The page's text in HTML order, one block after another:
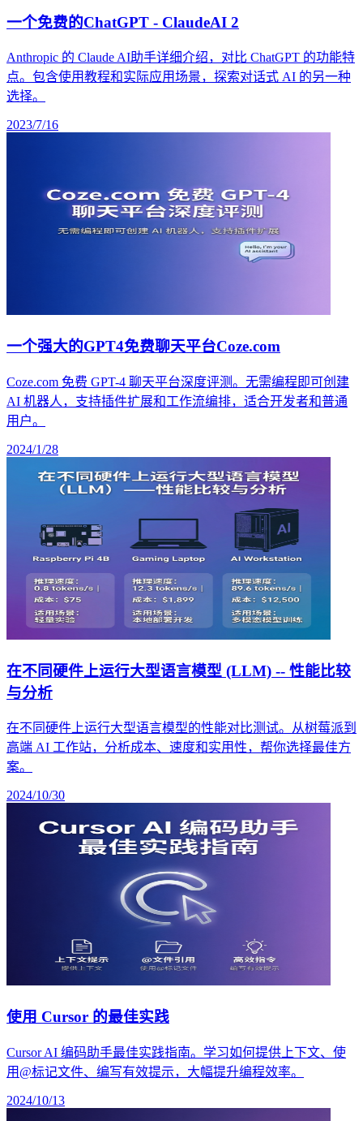
一个免费的ChatGPT - ClaudeAI 2
Anthropic 的 Claude AI助手详细介绍，对比 ChatGPT 的功能特
点。包含使用教程和实际应用场景，探索对话式 AI 的另一种
选择。
2023/7/16
一个强大的GPT4免费聊天平台Coze.com
Coze.com 免费 GPT-4 聊天平台深度评测。无需编程即可创建
AI 机器人，支持插件扩展和工作流编排，适合开发者和普通
用户。
2024/1/28
在不同硬件上运行大型语言模型 (LLM) -- 性能比较
与分析
在不同硬件上运行大型语言模型的性能对比测试。从树莓派到
高端 AI 工作站，分析成本、速度和实用性，帮你选择最佳方
案。
2024/10/30
使用 Cursor 的最佳实践
Cursor AI 编码助手最佳实践指南。学习如何提供上下文、使
用@标记文件、编写有效提示，大幅提升编程效率。
2024/10/13